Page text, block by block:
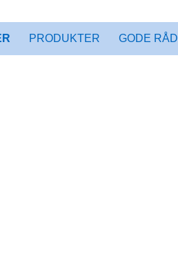
PRODUKTER GODE RÅD